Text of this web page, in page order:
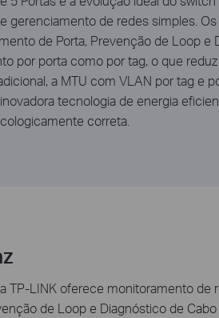
gerenciamento de redes simples.
de Porta, Prevenção de Loop
por porta como por tag, o que
a MTU com VLAN por tag e
tecnologia de energia
correta.
TP-LINK oferece monitoramento
de Loop e Diagnóstico de